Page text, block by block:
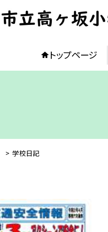
トップページ
> 学校日記